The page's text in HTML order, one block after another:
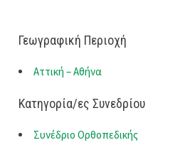
Γεωγραφική Περιοχή
Αττική – Αθήνα
Κατηγορία/ες Συνεδρίου
Συνέδριο Ορθοπεδικής